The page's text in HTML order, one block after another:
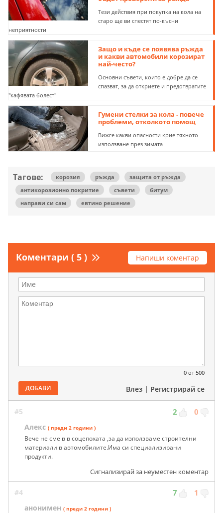
Тези действия при покупка на кола на
старо ще ви спестят по-късни
неприятности
Защо и къде се появява ръжда
и какви автомобили корозират
най-често?
Основни съвети, които е добре да се
спазват, за да откриете и предотвратите
"кафявата болест"
Гумени стелки за кола - повече
проблеми, отколкото помощ
Вижге какви опасности крие тяхното
използване през зимата
Тагове: корозия ръжда
защита от ръжда
антикорозионно покритие
съвети
битум
направи си сам
евтино решение
Коментари ( 5 ) Напиши коментар
0 от 500
ДОБАВИ Влез | Регистрирай се
#5 2 0
Алекс ( преди 2 години )
Вече не сме в в соцепохата ,за да използваме строителни
материали в автомобилите.Има си специализирани
продукти.
Сигнализирай за неуместен коментар
#4 7 1
анонимен ( преди 2 години )